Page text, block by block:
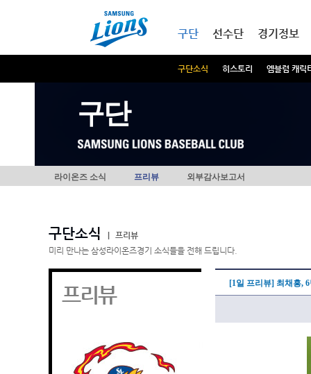
구단
구단소식 히스토리 엠블럼 캐릭
선수단 경기정보
구단
라이온즈 소식 프리뷰 외부감사보고서
구단소식
프리뷰
미리 만나는 삼성라이온즈경기 소식들을 전해 드립니다.
프리뷰 [1일 프리뷰] 최채흥,